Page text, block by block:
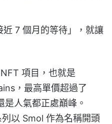
7 個月的等待」，就讓
項目，也就是
，最高單價超過了
人氣都正處巔峰。
以 Smol 作為名稱開頭